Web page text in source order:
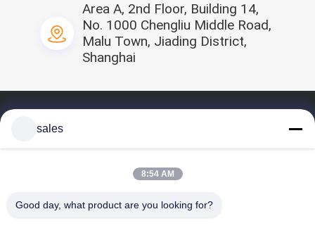
Area A, 2nd Floor, Building 14,
No. 1000 Chengliu Middle Road,
Malu Town, Jiading District,
Shanghai
Hồ sơ
Sản phẩm của chúng tôi
Video
sales
8:54 AM
Good day, what product are you looking for?